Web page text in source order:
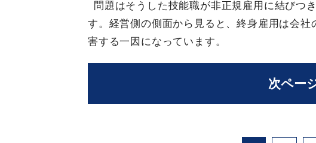
問題はそうした技能職が非正規雇用に結びつ
す。経営側の側面から見ると、終身雇用は会社
害する一因になっています。
次ペー